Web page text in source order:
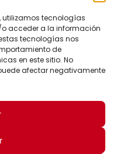
utilizamos tecnologías
acceder a la información
tecnologías nos
de
en este sitio. No
afectar negativamente